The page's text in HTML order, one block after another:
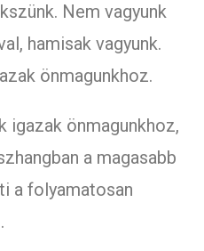
Nem vagyunk
hamisak vagyunk.
önmagunkhoz.
igazak önmagunkhoz,
a magasabb
a folyamatosan